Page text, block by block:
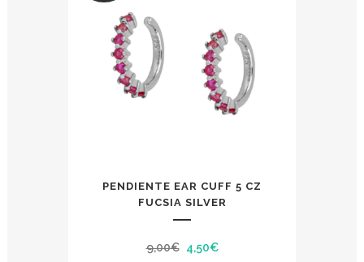
PENDIENTE EAR CUFF 5 CZ
FUCSIA SILVER
9,00€ El
4,50€El